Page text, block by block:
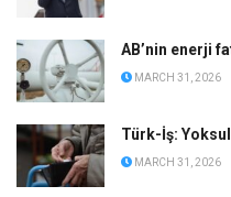
AB’nin enerji
MARCH 31, 2026
Türk-İş:
MARCH 31, 2026